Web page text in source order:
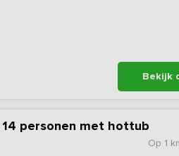
Bekijk
14 personen met hottub
Op 1